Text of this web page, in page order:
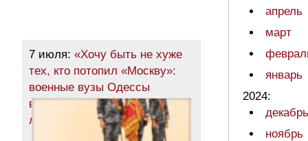
7 июля: «Хочу быть не хуже
тех, кто потопил «Москву»:
военные вузы Одессы
выпустили сотни молодых
лейтенантов (фото)
апрель
март
январь
2024:
декабрь
ноябрь